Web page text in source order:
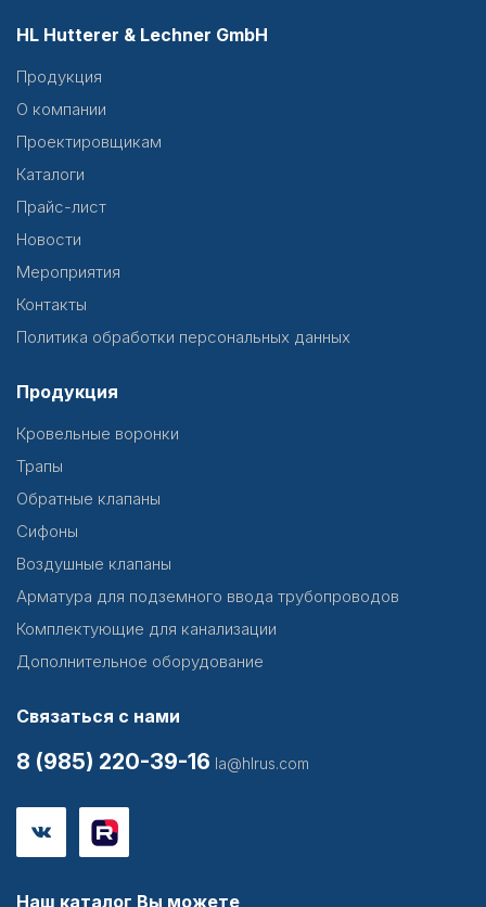
HL Hutterer & Lechner GmbH
Продукция
О компании
Проектировщикам
Каталоги
Прайс-лист
Новости
Мероприятия
Контакты
Политика обработки персональных данных
Продукция
Кровельные воронки
Трапы
Обратные клапаны
Сифоны
Воздушные клапаны
Арматура для подземного ввода трубопроводов
Комплектующие для канализации
Дополнительное оборудование
Связаться с нами
8 (985) 220-39-16 la@hlrus.com
Наш каталог Вы можете